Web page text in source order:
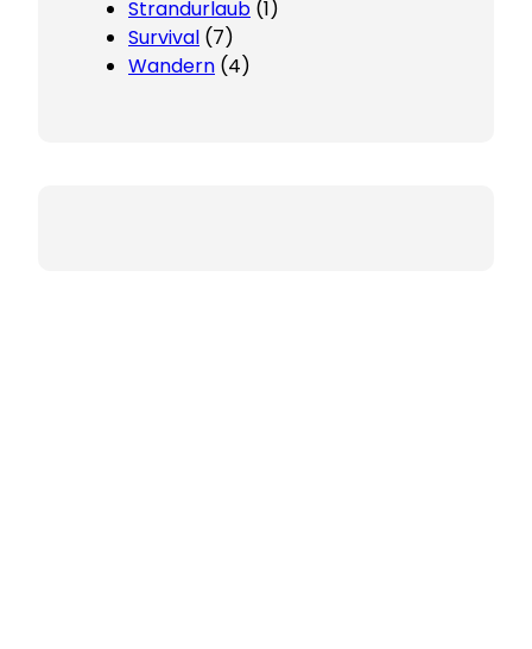
Strandurlaub (1)
Survival (7)
Wandern (4)